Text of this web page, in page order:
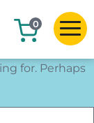
0
for. Perhaps